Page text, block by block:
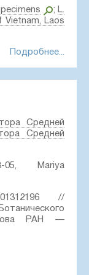
; L.
Vietnam, Laos
flowered in
Подробнее...
Средней
Средней
05, Mariya
//
РАН —